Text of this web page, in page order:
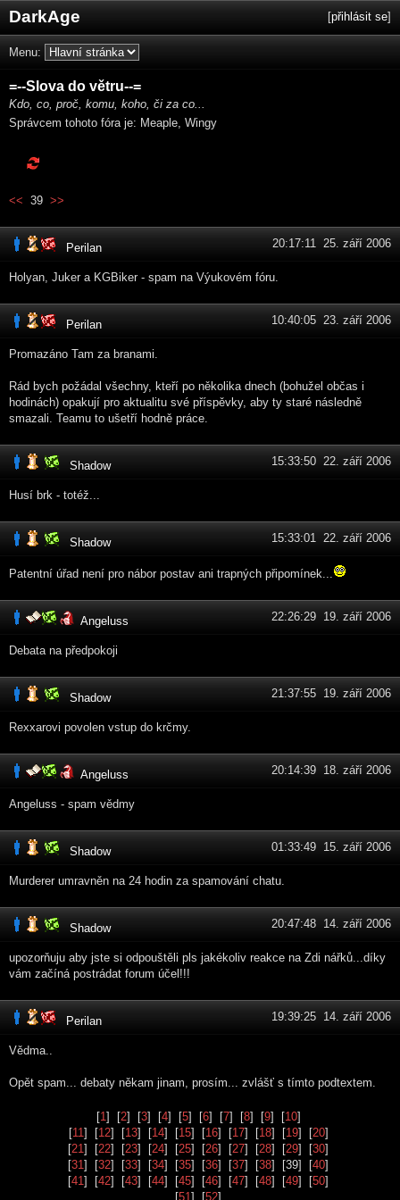
DarkAge [přihlásit se]
Menu:
=--Slova do větru--=
Kdo, co, proč, komu, koho, či za co...
Správcem tohoto fóra je: Meaple, Wingy
<< 39 >>
Perilan 20:17:11 25. září 2006
Holyan, Juker a KGBiker - spam na Výukovém fóru.
Perilan 10:40:05 23. září 2006
Promazáno Tam za branami.
Rád bych požádal všechny, kteří po několika dnech (bohužel občas i
hodinách) opakují pro aktualitu své příspěvky, aby ty staré následně
smazali. Teamu to ušetří hodně práce.
Shadow 15:33:50 22. září 2006
Husí brk - totéž...
Shadow 15:33:01 22. září 2006
Patentní úřad není pro nábor postav ani trapných připomínek...
Angeluss 22:26:29 19. září 2006
Debata na předpokoji
Shadow 21:37:55 19. září 2006
Rexxarovi povolen vstup do krčmy.
Angeluss 20:14:39 18. září 2006
Angeluss - spam vědmy
Shadow 01:33:49 15. září 2006
Murderer umravněn na 24 hodin za spamování chatu.
Shadow 20:47:48 14. září 2006
upozorňuju aby jste si odpouštěli pls jakékoliv reakce na Zdi nářků...díky
vám začíná postrádat forum účel!!!
Perilan 19:39:25 14. září 2006
Vědma..
Opět spam... debaty někam jinam, prosím... zvlášť s tímto podtextem.
[1] [2] [3] [4] [5] [6] [7] [8] [9] [10]
[11] [12] [13] [14] [15] [16] [17] [18] [19] [20]
[21] [22] [23] [24] [25] [26] [27] [28] [29] [30]
[31] [32] [33] [34] [35] [36] [37] [38] [39] [40]
[41] [42] [43] [44] [45] [46] [47] [48] [49] [50]
[51 ] [52]